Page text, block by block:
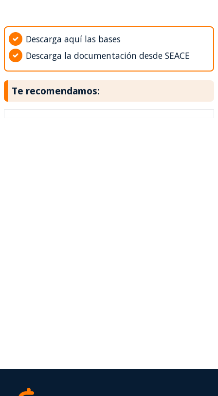
Descarga aquí las bases
Descarga la documentación desde SEACE
Te recomendamos: